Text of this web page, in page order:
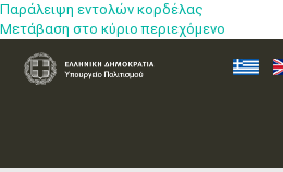
Παράλειψη εντολών κορδέλας
Μετάβαση στο κύριο περιεχόμενο
ελ